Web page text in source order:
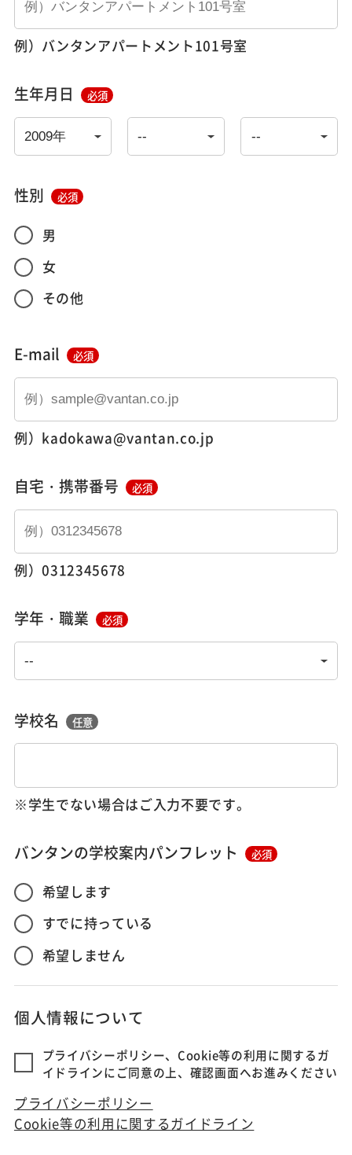
例）バンタンアパートメント101号室
生年月日 必須
性別 必須
男
女
その他
E-mail 必須
例）kadokawa@vantan.co.jp
自宅・携帯番号 必須
例）0312345678
学年・職業 必須
学校名 任意
※学生でない場合はご入力不要です。
バンタンの学校案内パンフレット 必須
希望します
すでに持っている
希望しません
個人情報について
プライバシーポリシー、Cookie等の利用に関するガ
イドラインにご同意の上、確認画面へお進みください
プライバシーポリシー
Cookie等の利用に関するガイドライン